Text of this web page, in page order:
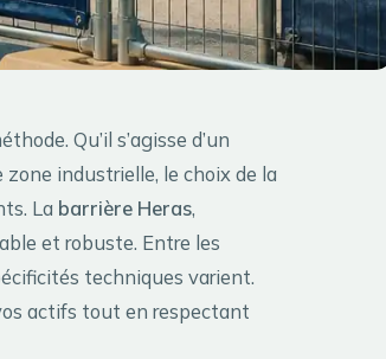
Qu’il s’agisse d’un
industrielle, le choix de la
La barrière Heras,
et robuste. Entre les
techniques varient.
actifs tout en respectant